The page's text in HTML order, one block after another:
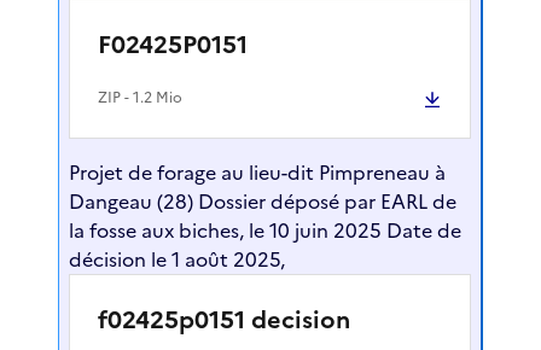
F02425P0151
ZIP- 1.2 Mio
Projet de forage au lieu-dit Pimpreneau à
Dangeau (28) Dossier déposé par EARL de
la fosse aux biches, le 10 juin 2025 Date de
décision le 1 août 2025,
f02425p0151 decision